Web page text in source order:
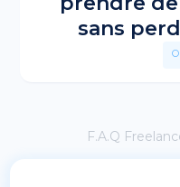
sans
F.A.Q